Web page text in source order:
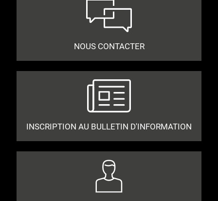
NOUS CONTACTER
INSCRIPTION AU BULLETIN D'INFORMATION